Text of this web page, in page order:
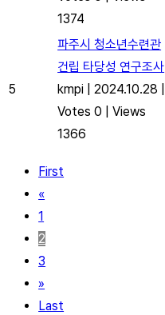
1374
5
파주시 청소년수련관
건립 타당성 연구조사
kmpi
2024.10.28
Votes 0
Views
1366
First
«
1
2
3
»
Last